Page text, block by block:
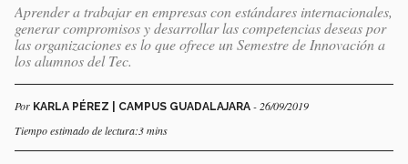
Aprender a trabajar en empresas con estándares internacionales,
generar compromisos y desarrollar las competencias deseas por
las organizaciones es lo que ofrece un Semestre de Innovación a
los alumnos del Tec.
Por KARLA PÉREZ | CAMPUS GUADALAJARA - 26/09/2019
Tiempo estimado de lectura:3 mins